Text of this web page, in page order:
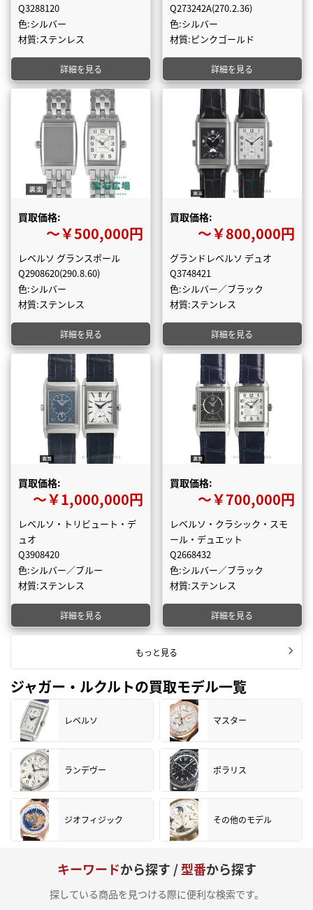
Q3288120
色:シルバー
材質:ステンレス
詳細を見る
Q273242A(270.2.36)
色:シルバー
材質:ピンクゴールド
詳細を見る
買取価格:
〜￥500,000円
レベルソ グランスポール
Q2908620(290.8.60)
色:シルバー
材質:ステンレス
詳細を見る
買取価格:
〜￥800,000円
グランドレベルソ デュオ
Q3748421
色:シルバー／ブラック
材質:ステンレス
詳細を見る
買取価格:
〜￥1,000,000円
レベルソ・トリビュート・デ
ュオ
Q3908420
色:シルバー／ブルー
材質:ステンレス
詳細を見る
買取価格:
〜￥700,000円
レベルソ・クラシック・スモ
ール・デュエット
Q2668432
色:シルバー／ブラック
材質:ステンレス
詳細を見る
もっと見る
ジャガー・ルクルトの買取モデル一覧
レベルソ マスター
ランデヴー ポラリス
ジオフィジック その他のモデル
キーワードから探す /型番から探す
探している商品を見つける際に便利な検索です。